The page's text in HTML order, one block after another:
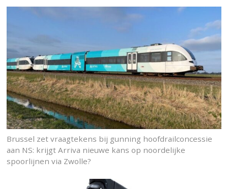
Brussel zet vraagtekens bij gunning hoofdrailconcessie
aan NS: krijgt Arriva nieuwe kans op noordelijke
spoorlijnen via Zwolle?